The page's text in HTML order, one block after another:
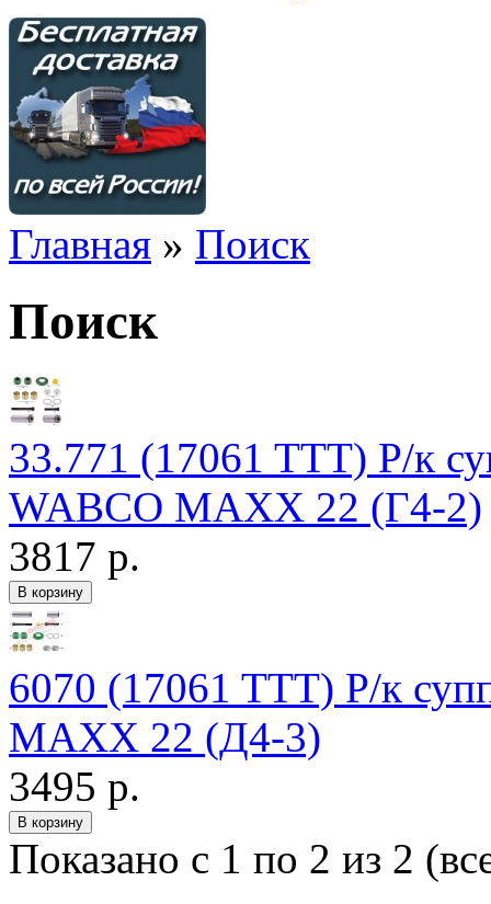
Главная » Поиск
Поиск
33.771 (17061 TTT) Р/к
WABCO MAXX 22 (Г4-2)
3817 р.
6070 (17061 TTT) Р/к
MAXX 22 (Д4-3)
3495 р.
Показано с 1 по 2 из 2